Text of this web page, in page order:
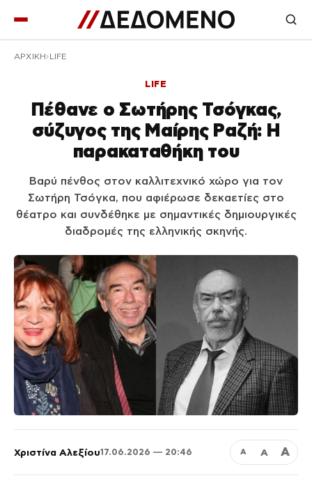
ΑΡΧΙΚΉ LIFE
LIFE
Πέθανε ο Σωτήρης Τσόγκας,
σύζυγος της Μαίρης Ραζή: Η
παρακαταθήκη του
Βαρύ πένθος στον καλλιτεχνικό χώρο για τον
Σωτήρη Τσόγκα, που αφιέρωσε δεκαετίες στο
θέατρο και συνδέθηκε με σημαντικές δημιουργικές
διαδρομές της ελληνικής σκηνής.
Χριστίνα Αλεξίου17.06.2026 — 20:46 Α Α Α